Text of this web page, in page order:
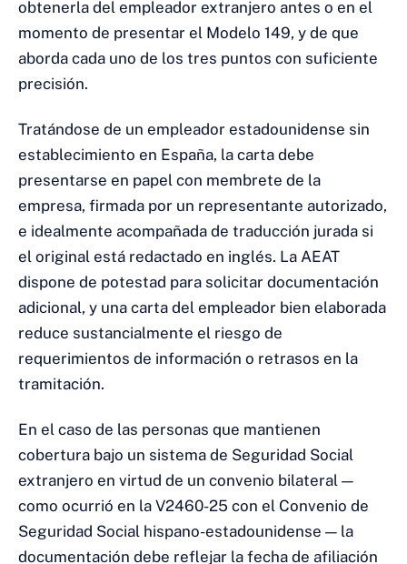
obtenerla del empleador extranjero antes o en el
momento de presentar el Modelo 149, y de que
aborda cada uno de los tres puntos con suficiente
precisión.
Tratándose de un empleador estadounidense sin
establecimiento en España, la carta debe
presentarse en papel con membrete de la
empresa, firmada por un representante autorizado,
e idealmente acompañada de traducción jurada si
el original está redactado en inglés. La AEAT
dispone de potestad para solicitar documentación
adicional, y una carta del empleador bien elaborada
reduce sustancialmente el riesgo de
requerimientos de información o retrasos en la
tramitación.
En el caso de las personas que mantienen
cobertura bajo un sistema de Seguridad Social
extranjero en virtud de un convenio bilateral —
como ocurrió en la V2460-25 con el Convenio de
Seguridad Social hispano-estadounidense — la
documentación debe reflejar la fecha de afiliación